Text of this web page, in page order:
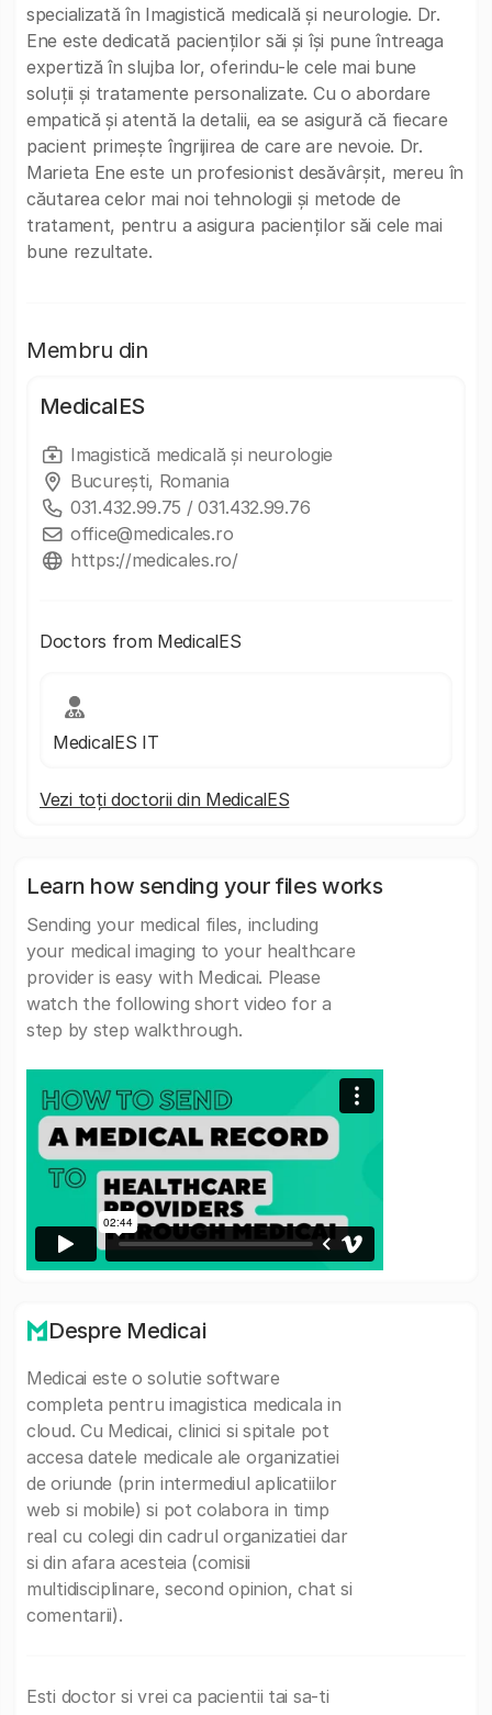
specializată în Imagistică medicală și neurologie. Dr.
Ene este dedicată pacienților săi și își pune întreaga
expertiză în slujba lor, oferindu-le cele mai bune
soluții și tratamente personalizate. Cu o abordare
empatică și atentă la detalii, ea se asigură că fiecare
pacient primește îngrijirea de care are nevoie. Dr.
Marieta Ene este un profesionist desăvârșit, mereu în
căutarea celor mai noi tehnologii și metode de
tratament, pentru a asigura pacienților săi cele mai
bune rezultate.
Membru din
MedicalES
Imagistică medicală și neurologie
București, Romania
031.432.99.75 / 031.432.99.76
office@medicales.ro
https://medicales.ro/
Doctors from MedicalES
MedicalES IT
Vezi toți doctorii din MedicalES
Learn how sending your files works
Sending your medical files, including
your medical imaging to your healthcare
provider is easy with Medicai. Please
watch the following short video for a
step by step walkthrough.
Despre Medicai
Medicai este o solutie software
completa pentru imagistica medicala in
cloud. Cu Medicai, clinici si spitale pot
accesa datele medicale ale organizatiei
de oriunde (prin intermediul aplicatiilor
web si mobile) si pot colabora in timp
real cu colegi din cadrul organizatiei dar
si din afara acesteia (comisii
multidisciplinare, second opinion, chat si
comentarii).
Esti doctor si vrei ca pacientii tai sa-ti